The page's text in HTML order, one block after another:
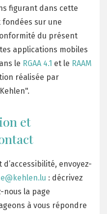
figurant dans cette
sur une
du présent
applications mobiles
le RGAA 4.1 et le RAAM
réalisée par
et
envoyez-
: décrivez
la page
à vous répondre